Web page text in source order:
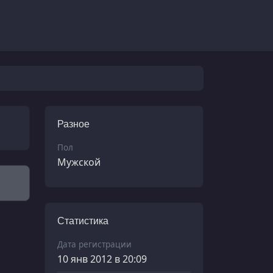
Разное
Пол
Мужской
Статистика
Дата регистрации
10 янв 2012 в 20:09